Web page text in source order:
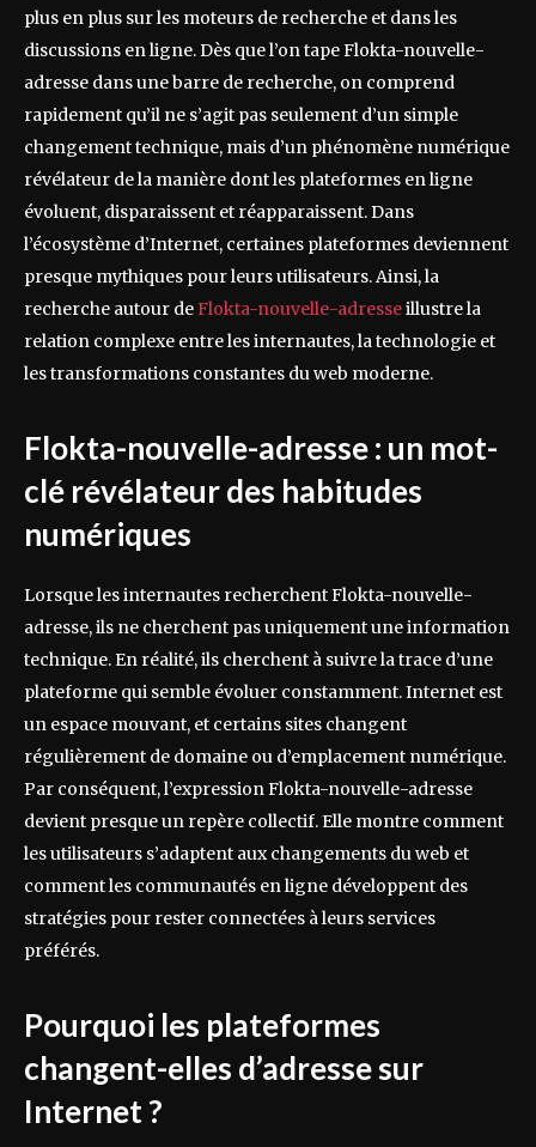
plus en plus sur les moteurs de recherche et dans les
discussions en ligne. Dès que l’on tape Flokta-nouvelle-
adresse dans une barre de recherche, on comprend
rapidement qu’il ne s’agit pas seulement d’un simple
changement technique, mais d’un phénomène numérique
révélateur de la manière dont les plateformes en ligne
évoluent, disparaissent et réapparaissent. Dans
l’écosystème d’Internet, certaines plateformes deviennent
presque mythiques pour leurs utilisateurs. Ainsi, la
recherche autour deFlokta-nouvelle-adresseillustre la
relation complexe entre les internautes, la technologie et
les transformations constantes du web moderne.
Flokta-nouvelle-adresse : un mot-
clé révélateur des habitudes
numériques
Lorsque les internautes recherchent Flokta-nouvelle-
adresse, ils ne cherchent pas uniquement une information
technique. En réalité, ils cherchent à suivre la trace d’une
plateforme qui semble évoluer constamment. Internet est
un espace mouvant, et certains sites changent
régulièrement de domaine ou d’emplacement numérique.
Par conséquent, l’expression Flokta-nouvelle-adresse
devient presque un repère collectif. Elle montre comment
les utilisateurs s’adaptent aux changements du web et
comment les communautés en ligne développent des
stratégies pour rester connectées à leurs services
préférés.
Pourquoi les plateformes
changent-elles d’adresse sur
Internet ?